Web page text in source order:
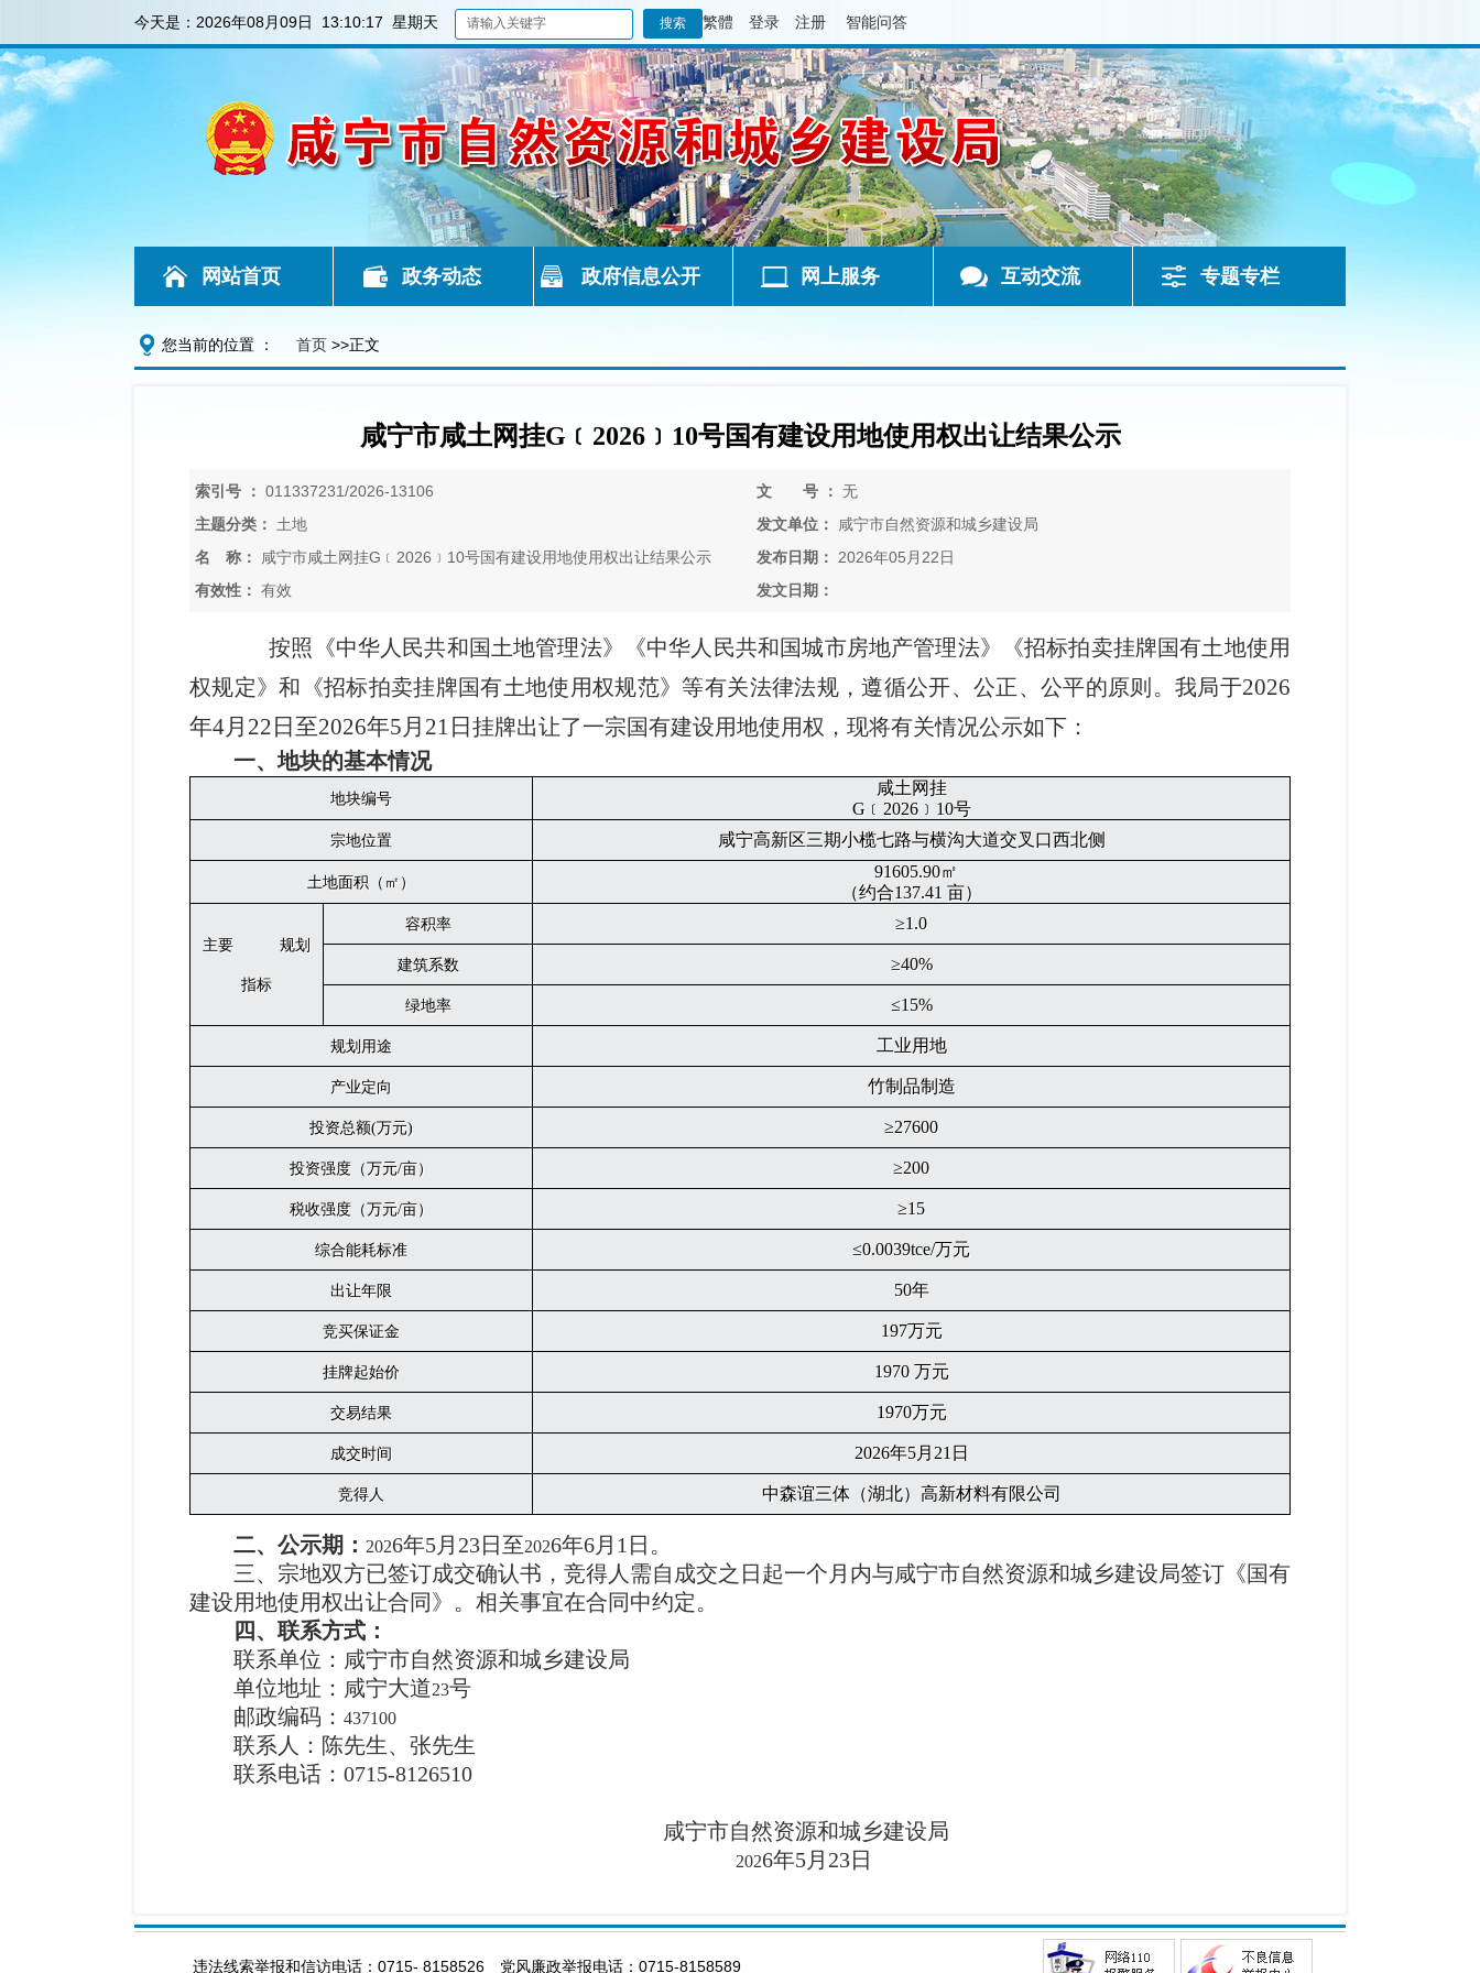
今天是： 2026年08月09日 13:10:18 星期天 繁體 登录 注册 智能问答
网站首页 政务动态 政府信息公开 网上服务 互动交流 专题专栏
您当前的位置 ： 首页 >>正文
咸宁市咸土网挂G﹝2026﹞10号国有建设用地使用权出让结果公示
索引号 ： 011337231/2026-13106 文 号 ： 无
主题分类：
土地 发文单位：
咸宁市自然资源和城乡建设局
名 称：
咸宁市咸土网挂G﹝2026﹞10号国有建设用地使用权出让结果公示 发布日期：
2026年05月22日
有效性： 有效 发文日期：
按照《中华人民共和国土地管理法》《中华人民共和国城市房地产管理法》《招标拍卖挂牌国有土地使用
权规定》和《招标拍卖挂牌国有土地使用权规范》等有关法律法规，遵循公开、公正、公平的原则。我局于2026
年4月 22 日至2026年5月 21 日 挂牌出让了一宗国有建设用地使用权，现将有关情况公示如下：
一、地块的基本情况
地块编号
咸土网挂
G﹝2026﹞10号
宗地位置 咸宁高新区三期小榄七路与横沟大道交叉口西北侧
土地面积（㎡）
91605.90㎡
（约合137.41 亩）
主要 规划
指标
容积率 ≥1.0
建筑系数 ≥40%
绿地率 ≤15%
规划用途 工业用地
产业定向 竹制品制造
投资总额(万元) ≥27600
投资强度（万元/亩） ≥200
税收强度（万元/亩） ≥15
综合能耗标准 ≤0.0039tce/万元
出让年限 50年
竞买保证金 197万元
挂牌起始价 1970 万元
交易结果 1970万元
成交时间 2026年5月21日
竞得人 中森谊三体（湖北）高新材料有限公司
二、公示期： 2026年5月 23日至2026年6月 1 日。
三、宗地双方已签订成交确认书， 竞得人需自成交之日起一个月内与咸宁市自然资源和城乡建设局签订《国有
建设用地使用权出让合同》。相关事宜在合同中约定。
四、联系方式：
联系单位：咸宁市自然资源和城乡建设局
单位地址：咸宁大道23号
邮政编码： 437100
联系人：陈先生、张先生
联系电话： 0715-8126510
咸宁市自然资源和城乡建设局
2026年5月 23日
违法线索举报和信访电话：0715- 8158526 党风廉政举报电话：0715-8158589